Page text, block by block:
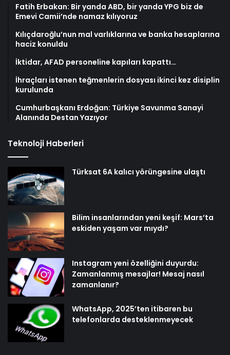
Fatih Erbakan: Bir yanda ABD, bir yanda YPG biz de
Emevi Camii’nde namaz kılıyoruz
Kılıçdaroğlu’nun mal varlıklarına ve banka hesaplarına
haciz konuldu
İktidar, AFAD personeline kapıları kapattı…
İhraçları istenen teğmenlerin dosyası ikinci kez disiplin
kurulunda
Cumhurbaşkanı Erdoğan: Türkiye Savunma Sanayi
Alanında Destan Yazıyor
Teknoloji Haberleri
Türksat 6A kalıcı yörüngesine ulaştı
Bilim insanlarından yeni keşif: Mars’ta
eskiden yaşam var mıydı?
Instagram yeni özelliğini duyurdu:
Zamanlanmış mesajlar! Mesaj nasıl
zamanlanır?
WhatsApp, 2025’ten itibaren bu
telefonlarda desteklenmeyecek